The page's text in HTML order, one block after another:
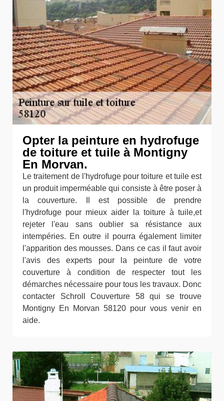
Opter la peinture en hydrofuge
de toiture et tuile à Montigny
En Morvan.
Le traitement de l'hydrofuge pour toiture et tuile est
un produit imperméable qui consiste à être poser à
la couverture. Il est possible de prendre
l'hydrofuge pour mieux aider la toiture à tuile,et
rejeter l'eau sans oublier sa résistance aux
intempéries. En outre il pourra également limiter
l'apparition des mousses. Dans ce cas il faut avoir
l'avis des experts pour la peinture de votre
couverture à condition de respecter tout les
démarches nécessaire pour tous les travaux. Donc
contacter Schroll Couverture 58 qui se trouve
Montigny En Morvan 58120 pour vous venir en
aide.